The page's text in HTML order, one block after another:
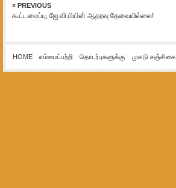
« PREVIOUS
கூட்டமைப்பு, ஜே.வி.பியின் ஆதரவு தேவையில்லை!
HOME எம்மைப்பற்றி தொடர்புகளுக்கு முகடு சஞ்சிகை